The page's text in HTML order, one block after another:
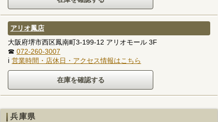
アリオ鳳店
大阪府堺市西区鳳南町3-199-12 アリオモール 3F
☎ 072-260-3007
ℹ 営業時間・店休日・アクセス情報はこちら
兵庫県